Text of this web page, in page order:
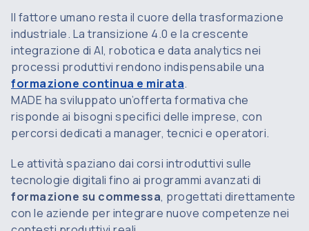
Il fattore umano resta il cuore della trasformazione
industriale. La transizione 4.0 e la crescente
integrazione di AI, robotica e data analytics nei
processi produttivi rendono indispensabile una
formazione continua e mirata.
MADE ha sviluppato un’offerta formativa che
risponde ai bisogni specifici delle imprese, con
percorsi dedicati a manager, tecnici e operatori.
Le attività spaziano dai corsi introduttivi sulle
tecnologie digitali fino ai programmi avanzati di
formazione su commessa, progettati direttamente
con le aziende per integrare nuove competenze nei